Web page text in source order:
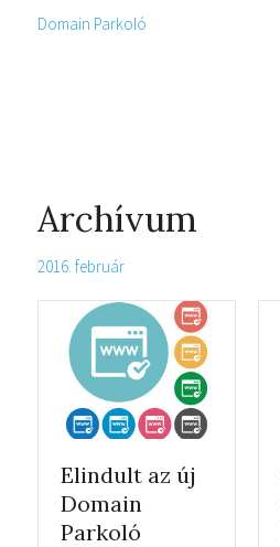
Domain Parkoló
Archívum
2016. február
Elindult az új
Domain
Parkoló